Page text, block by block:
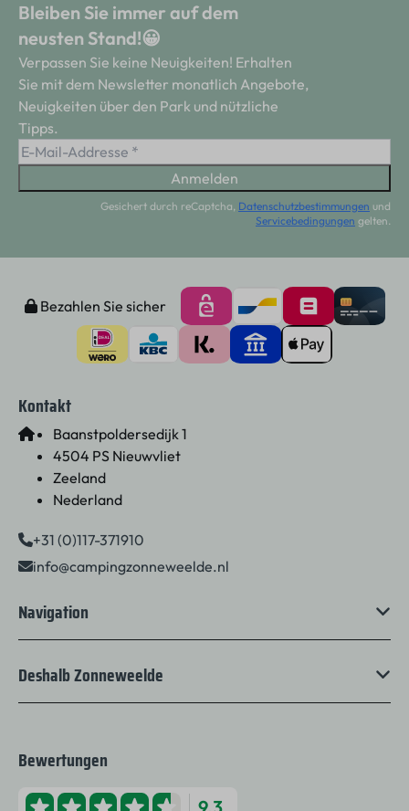
Bleiben Sie immer auf dem
neusten Stand!😀
Verpassen Sie keine Neuigkeiten! Erhalten
Sie mit dem Newsletter monatlich Angebote,
Neuigkeiten über den Park und nützliche
Tipps.
Anmelden
Gesichert durch reCaptcha, Datenschutzbestimmungen und
Servicebedingungen gelten.
Bezahlen Sie sicher
Kontakt
Baanstpoldersedijk 1
4504 PS Nieuwvliet
Zeeland
Nederland
+31 (0)117-371910
info@campingzonneweelde.nl
Navigation
Deshalb Zonneweelde
Bewertungen